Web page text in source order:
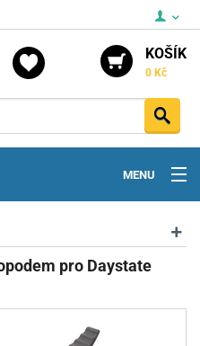
KOŠÍK
0 Kč
MENU
pro Daystate